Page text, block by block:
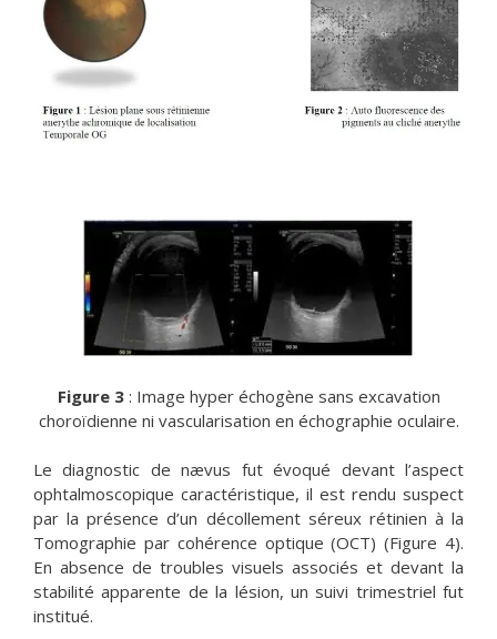
Figure 3: Image hyper échogène sans excavation
choroïdienne ni vascularisation en échographie oculaire.
Le diagnostic de nævus fut évoqué devant l’aspect
ophtalmoscopique caractéristique, il est rendu suspect
par la présence d’un décollement séreux rétinien à la
Tomographie par cohérence optique (OCT) (Figure 4).
En absence de troubles visuels associés et devant la
stabilité apparente de la lésion, un suivi trimestriel fut
institué.